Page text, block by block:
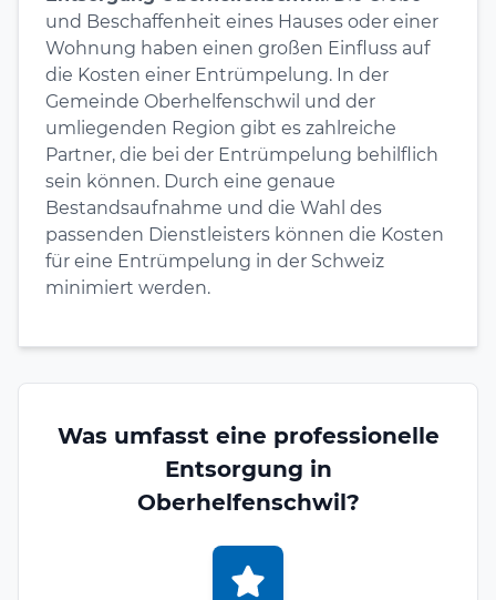
und Beschaffenheit eines Hauses oder einer
Wohnung haben einen großen Einfluss auf
die Kosten einer Entrümpelung. In der
Gemeinde Oberhelfenschwil und der
umliegenden Region gibt es zahlreiche
Partner, die bei der Entrümpelung behilflich
sein können. Durch eine genaue
Bestandsaufnahme und die Wahl des
passenden Dienstleisters können die Kosten
für eine Entrümpelung in der Schweiz
minimiert werden.
Was umfasst eine professionelle
Entsorgung in
Oberhelfenschwil?